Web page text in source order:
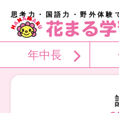
思考力・国語力・野外体験
年中長